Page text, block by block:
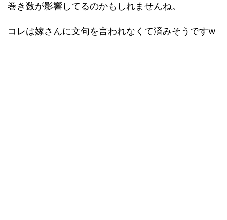
巻き数が影響してるのかもしれませんね。
コレは嫁さんに文句を言われなくて済みそうですw